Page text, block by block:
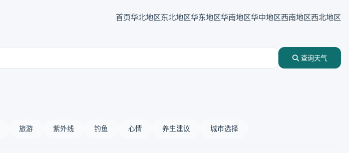
首页华北地区东北地区华东地区华南地区华中地区西南地区西北地区
查询天气
旅游 紫外线 钓鱼 心情 养生建议 城市选择